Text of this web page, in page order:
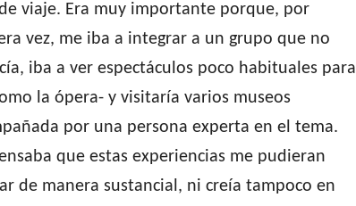
viaje. Era muy importante porque, por
vez, me iba a integrar a un grupo que no
iba a ver espectáculos poco habituales para
la ópera- y visitaría varios museos
por una persona experta en el tema.
que estas experiencias me pudieran
de manera sustancial, ni creía tampoco en